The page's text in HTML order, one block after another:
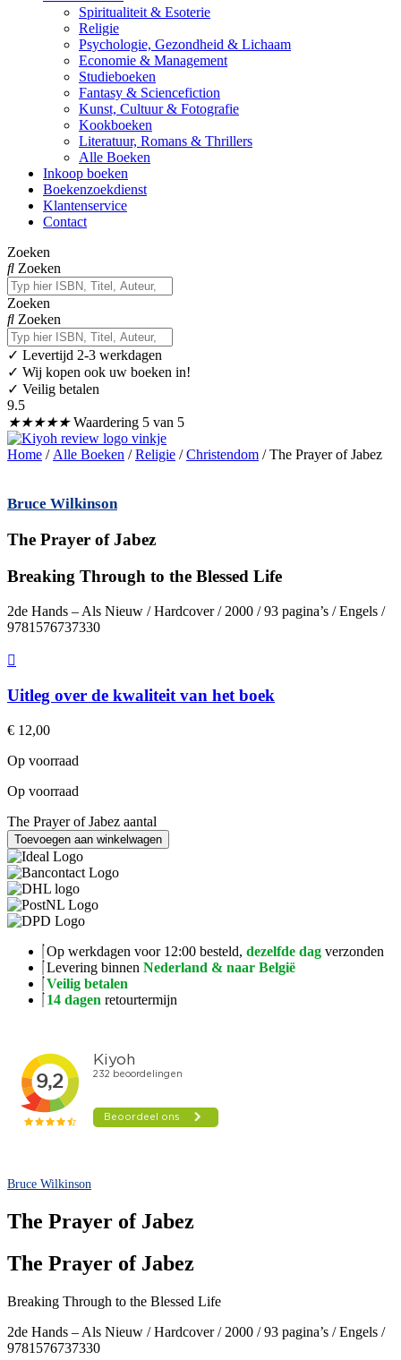
Spiritualiteit & Esoterie
Religie
Psychologie, Gezondheid & Lichaam
Economie & Management
Studieboeken
Fantasy & Sciencefiction
Kunst, Cultuur & Fotografie
Kookboeken
Literatuur, Romans & Thrillers
Alle Boeken
Inkoop boeken
Boekenzoekdienst
Klantenservice
Contact
Zoeken
Zoeken
Zoeken
Zoeken
✓ Levertijd 2-3 werkdagen
✓ Wij kopen ook uw boeken in!
✓ Veilig betalen
9.5
★★★★★ Waardering 5 van 5
Home / Alle Boeken /Religie /Christendom / The Prayer of Jabez
Bruce Wilkinson
The Prayer of Jabez
Breaking Through to the Blessed Life
2de Hands – Als Nieuw / Hardcover / 2000 / 93 pagina’s / Engels /
9781576737330
Uitleg over de kwaliteit van het boek
€ 12,00
Op voorraad
Op voorraad
The Prayer of Jabez aantal
Toevoegen aan winkelwagen
Op werkdagen voor 12:00 besteld, dezelfde dag verzonden
Levering binnen Nederland & naar België
Veilig betalen
14 dagen retourtermijn
Bruce Wilkinson
The Prayer of Jabez
The Prayer of Jabez
Breaking Through to the Blessed Life
2de Hands – Als Nieuw / Hardcover / 2000 / 93 pagina’s / Engels /
9781576737330